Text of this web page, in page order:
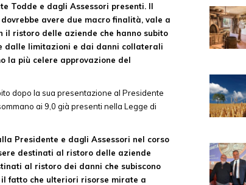
Todde e dagli Assessori presenti. Il
avere due macro finalità, vale a
ristoro delle aziende che hanno subito
dalle limitazioni e dai danni collaterali
la più celere approvazione del
dopo la sua presentazione al Presidente
ai 9,0 già presenti nella Legge di
Presidente e dagli Assessori nel corso
destinati al ristoro delle aziende
al ristoro dei danni che subiscono
fatto che ulteriori risorse mirate a